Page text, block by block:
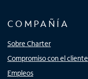
COMPAÑÍA
Sobre Charter
Compromiso con el cliente
Empleos